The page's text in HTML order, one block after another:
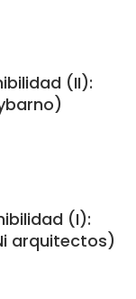
(II):
(I):
arquitectos)